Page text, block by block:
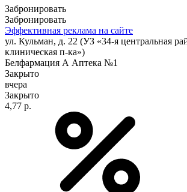
Забронировать
Забронировать
Эффективная реклама на сайте
ул. Кульман, д. 22 (УЗ «34-я центральная
клиническая п-ка»)
Белфармация А Аптека №1
Закрыто
вчера
Закрыто
4,77 р.